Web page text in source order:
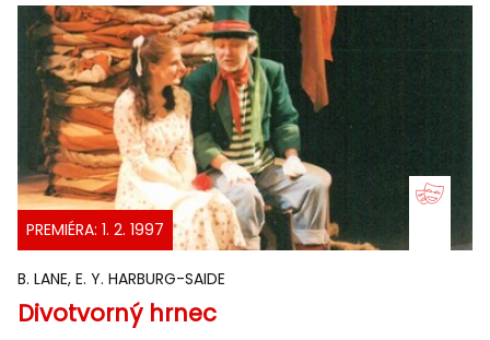
PREMIÉRA: 1. 2. 1997
B. LANE, E. Y. HARBURG-SAIDE
Divotvorný hrnec